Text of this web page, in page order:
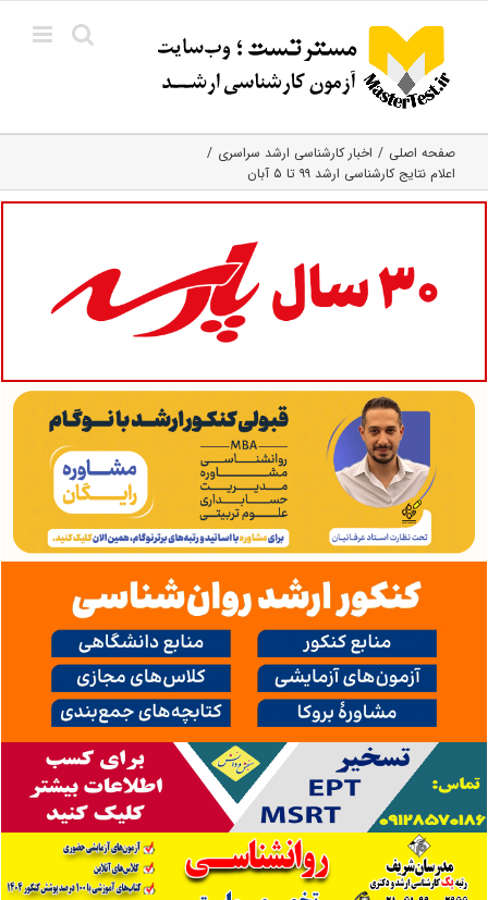
content
صفحه اصلی
اخبار کارشناسی ارشد سراسری
اعلام نتایج کارشناسی ارشد ۹۹ تا ۵ آبان